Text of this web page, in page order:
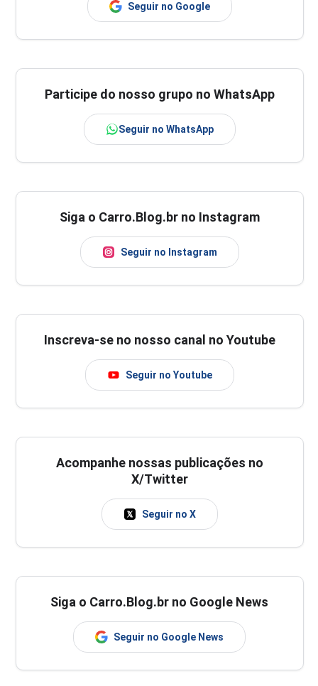
Seguir no Google
Participe do nosso grupo no WhatsApp
Seguir no WhatsApp
Siga o Carro.Blog.br no Instagram
Seguir no Instagram
Inscreva-se no nosso canal no Youtube
Seguir no Youtube
Acompanhe nossas publicações no
X/Twitter
Seguir no X
Siga o Carro.Blog.br no Google News
Seguir no Google News